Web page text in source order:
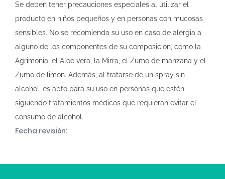
Se deben tener precauciones especiales al utilizar el
producto en niños pequeños y en personas con mucosas
sensibles. No se recomienda su uso en caso de alergia a
alguno de los componentes de su composición, como la
Agrimonia, el Aloe vera, la Mirra, el Zumo de manzana y el
Zumo de limón. Además, al tratarse de un spray sin
alcohol, es apto para su uso en personas que estén
siguiendo tratamientos médicos que requieran evitar el
consumo de alcohol.
Fecha revisión: